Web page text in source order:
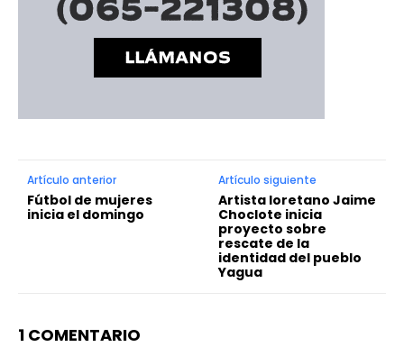
Artículo anterior
Fútbol de mujeres
inicia el domingo
Artículo siguiente
Artista loretano Jaime
Choclote inicia
proyecto sobre
rescate de la
identidad del pueblo
Yagua
1 COMENTARIO